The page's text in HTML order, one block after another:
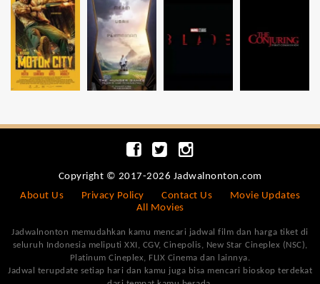
Copyright © 2017-2026 Jadwalnonton.com
About Us
Privacy Policy Contact Us
Movie Updates
All Movies
Jadwalnonton memudahkan kamu mencari jadwal film dan harga tiket di
seluruh Indonesia meliputi XXI, CGV, Cinepolis, New Star Cineplex (NSC),
Platinum Cineplex, FLIX Cinema dan lainnya.
Jadwal terupdate setiap hari dan kamu juga bisa mencari bioskop terdekat